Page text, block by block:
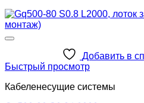
Добавить в
Быстрый просмотр
Кабеленесущие системы